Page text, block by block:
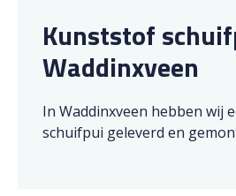
Kunststof
Waddinxveen
In Waddinxveen hebben wij
schuifpui geleverd en